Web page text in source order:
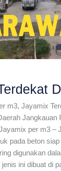
m3, Jayamix
Jangkauan
per m3 –
pada beton
digunakan
ini dibuat di